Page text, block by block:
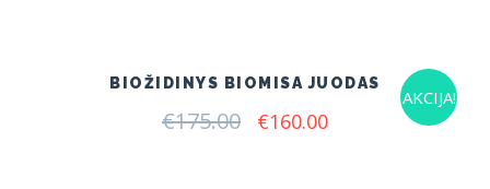
AKCIJA!
BIOŽIDINYS BIOMISA JUODAS
€175.00 Original
€160.00Current